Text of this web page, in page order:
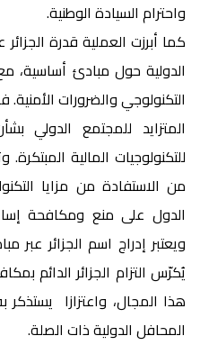
واحترام السيادة الوطنية.
كما أبرزت العملية قدرة
الدولية حول مبادئ أساسية،
التكنولوجي والضرورات
المتزايد للمجتمع الدولي
للتكنولوجيات المالية
من الاستفادة من مزايا
الدول على منع ومكافحة
ويعتبر إدراج اسم الجزائر
يُكرّس التزام الجزائر الدائم
هذا المجال، واعتزازا
المحافل الدولية ذات الصلة.